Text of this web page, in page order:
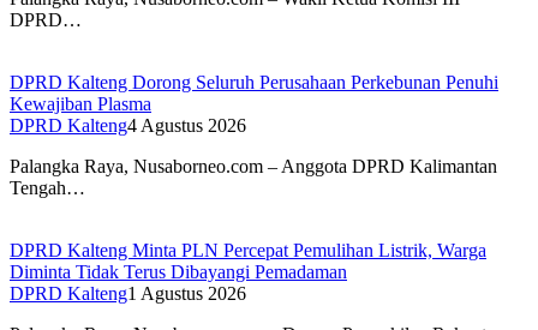
DPRD…
DPRD Kalteng Dorong Seluruh Perusahaan Perkebunan Penuhi
Kewajiban Plasma
DPRD Kalteng4 Agustus 2026
Palangka Raya, Nusaborneo.com – Anggota DPRD Kalimantan
Tengah…
DPRD Kalteng Minta PLN Percepat Pemulihan Listrik, Warga
Diminta Tidak Terus Dibayangi Pemadaman
DPRD Kalteng1 Agustus 2026